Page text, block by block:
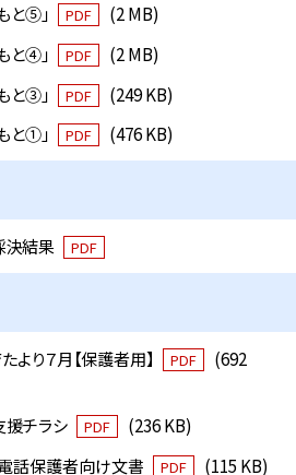
と⑤」
PDF
(2 MB)
と④」
PDF
(2 MB)
と③」
PDF
(249 KB)
と①」
PDF (476 KB)
決結果 PDF
り７月【保護者用】 PDF
(692
援チラシ
PDF
(236 KB)
話保護者向け文書
PDF
(115 KB)